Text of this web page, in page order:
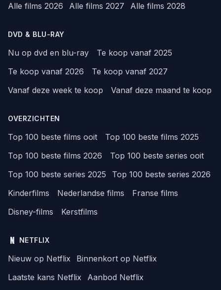
Alle films 2026
Alle films 2027 Alle films 2028
DVD & BLU-RAY
Nu op dvd en blu-ray
Te koop vanaf 2025
Te koop vanaf 2026
Te koop vanaf 2027
Vanaf deze week te koop
Vanaf deze maand te koop
OVERZICHTEN
Top 100 beste films ooit
Top 100 beste films 2025
Top 100 beste films 2026
Top 100 beste series ooit
Top 100 beste series 2025
Top 100 beste series 2026
Kinderfilms
Nederlandse films
Franse films
Disney-films
Kerstfilms
NETFLIX
Nieuw op Netflix
Binnenkort op Netflix
Laatste kans Netflix
Aanbod Netflix